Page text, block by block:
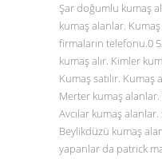
Şar doğumlu kumaş
kumaş alanlar. Kumaş
firmaların telefonu.0
kumaş alır. Kimler
Kumaş satılır. Kumaş
Merter kumaş alanlar.
Avcılar kumaş
Beylikdüzü kumaş
yapanlar da patrick